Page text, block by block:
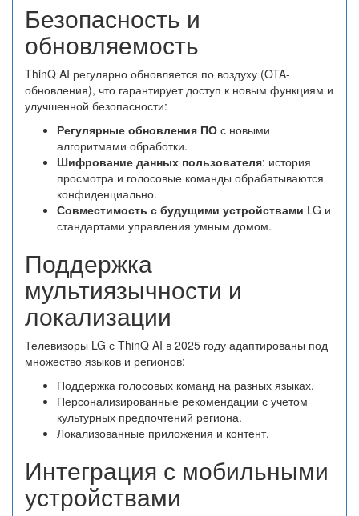
Безопасность и
обновляемость
ThinQ AI регулярно обновляется по воздуху (OTA-
обновления), что гарантирует доступ к новым функциям и
улучшенной безопасности:
Регулярные обновления ПО с новыми
алгоритмами обработки.
Шифрование данных пользователя: история
просмотра и голосовые команды обрабатываются
конфиденциально.
Совместимость с будущими устройствами LG и
стандартами управления умным домом.
Поддержка
мультиязычности и
локализации
Телевизоры LG с ThinQ AI в 2025 году адаптированы под
множество языков и регионов:
Поддержка голосовых команд на разных языках.
Персонализированные рекомендации с учетом
культурных предпочтений региона.
Локализованные приложения и контент.
Интеграция с мобильными
устройствами